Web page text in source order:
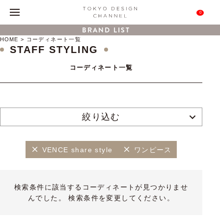
0
BRAND LIST
HOME コーディネート一覧
STAFF STYLING
コーディネート一覧
絞り込む
VENCE share style ワンピース
検索条件に該当するコーディネートが見つかりませ
んでした。 検索条件を変更してください。